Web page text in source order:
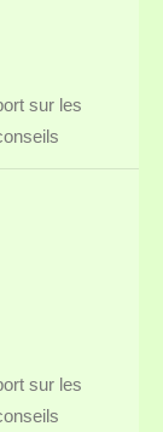
sur les
sur les